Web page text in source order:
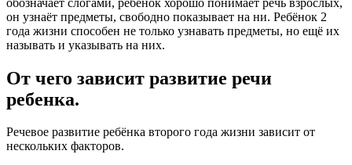
он узнаёт предметы, свободно показывает на ни. Ребёнок 2
года жизни способен не только узнавать предметы, но ещё их
называть и указывать на них.
От чего зависит развитие речи
ребенка.
Речевое развитие ребёнка второго года жизни зависит от
нескольких факторов.